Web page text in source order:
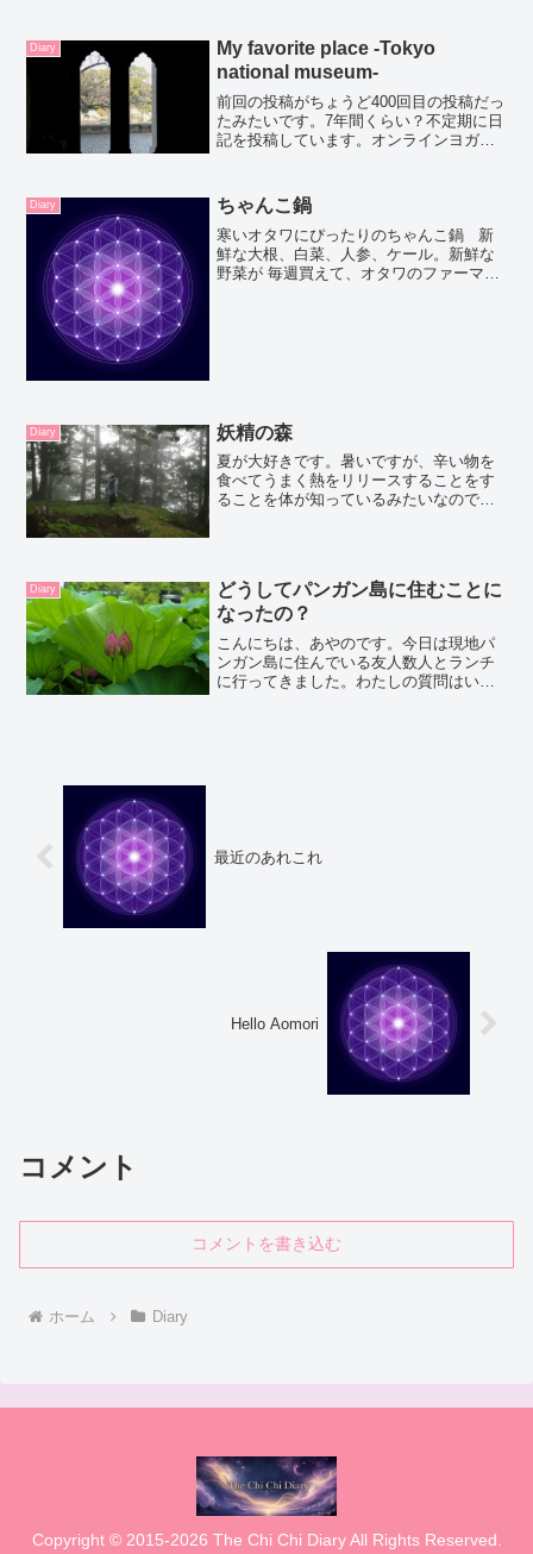
Diary
My favorite place -Tokyo
national museum-
前回の投稿がちょうど400回目の投稿だっ
たみたいです。7年間くらい？不定期に日
記を投稿しています。オンラインヨガ
げております(笑)このブログを始めたころ
は、こういう使い...
Diary ちゃんこ鍋
寒いオタワにぴったりのちゃんこ鍋 新
鮮な大根、白菜、人参、ケール。新鮮な
野菜が 毎週買えて、オタワのファーマー
Diary 妖精の森
夏が大好きです。暑いですが、辛い物を
食べてうまく熱をリリースすることをす
ることを体が知っているみたいなので、
ダモンやその日の気分でスパ...
Diary
どうしてパンガン島に住むことに
なったの？
こんにちは、あやのです。今日は現地パ
ンガン島に住んでいる友人数人とランチ
に行ってきました。わたしの質問はいつ
最近のあれこれ
Hello Aomori
コメント
コメントを書き込む
ホーム Diary
Copyright © 2015-2026 The Chi Chi Diary All Rights Reserved.